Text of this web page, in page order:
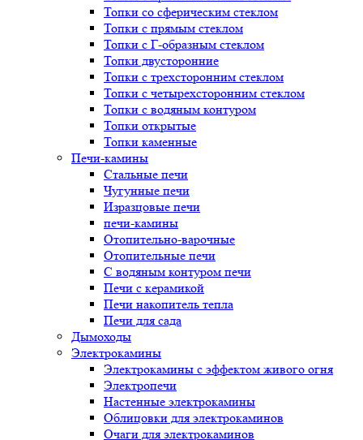
Топки со сферическим стеклом
Топки с прямым стеклом
Топки с Г-образным стеклом
Топки двусторонние
Топки с трехсторонним стеклом
Топки с четырехсторонним стеклом
Топки с водяным контуром
Топки открытые
Топки каменные
Печи-камины
Стальные печи
Чугунные печи
Изразцовые печи
печи-камины
Отопительно-варочные
Отопительные печи
С водяным контуром печи
Печи с керамикой
Печи накопитель тепла
Печи для сада
Дымоходы
Электрокамины
Электрокамины с эффектом живого огня
Электропечи
Настенные электрокамины
Облицовки для электрокаминов
Очаги для электрокаминов